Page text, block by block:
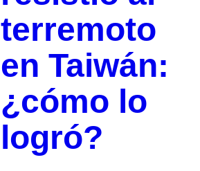
terremoto
en Taiwán:
¿cómo lo
logró?